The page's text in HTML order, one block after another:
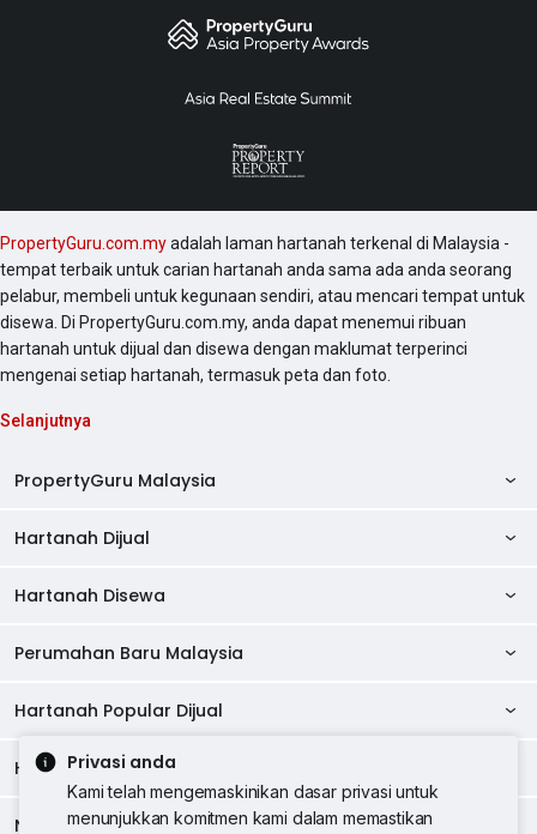
Privasi anda
Kami telah mengemaskinikan dasar privasi untuk
menunjukkan komitmen kami dalam memastikan
PropertyGuru.com.myadalah laman hartanah terkenal di Malaysia -
tempat terbaik untuk carian hartanah anda sama ada anda seorang
pelabur, membeli untuk kegunaan sendiri, atau mencari tempat untuk
disewa. Di PropertyGuru.com.my, anda dapat menemui ribuan
hartanah untuk dijual dan disewa dengan maklumat terperinci
mengenai setiap hartanah, termasuk peta dan foto.
Selanjutnya
PropertyGuru Malaysia
AskGuru
Direktori Ejen
Alat Pinjaman Rumah
Hartanah Dijual
Kondo Dijual
Banglo Dijual
Tanah Kediaman Dijual
Hartanah Disewa
Kondo Disewa
Bilik Disewa di Pulau Pinang
Bilik Disewa di Kuala Lumpur
Rumah Teres Disewa
Perumahan Baru Malaysia
Perumahan Baru di Johor
Perumahan Baru di Kuala Lumpur
Perumahan Baru di Penang
Hartanah Popular Dijual
Hartanah Dijual di Kuala Lumpur
Hartanah Dijual di Pulau Pinang
Hartanah Disewa
Hartanah Disewa di Kuala Lumpur
Negeri Popular